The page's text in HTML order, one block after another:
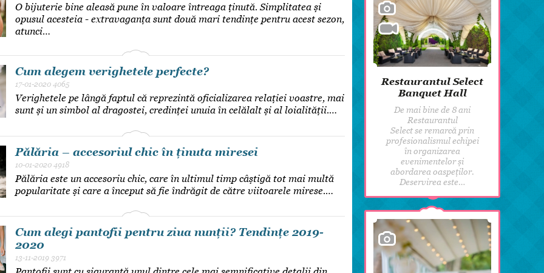
O bijuterie bine aleasă pune în valoare întreaga ținută. Simplitatea și
opusul acesteia - extravaganța sunt două mari tendințe pentru acest sezon,
atunci…
Cum alegem verighetele perfecte?
17-01-2020 4065
Verighetele pe lângă faptul că reprezintă oficializarea relației voastre, mai
sunt și un simbol al dragostei, credinței unuia în celălalt și al loialității.…
Pălăria – accesoriul chic în ținuta miresei
10-01-2020 4918
Pălăria este un accesoriu chic, care în ultimul timp câștigă tot mai multă
popularitate și care a început să fie îndrăgit de către viitoarele mirese.…
Cum alegi pantofii pentru ziua nunții? Tendințe 2019-
2020
13-11-2019 3971
Restaurantul Select
Banquet Hall
De mai bine de 8 ani
Restaurantul
Select se remarcă prin
profesionalismul echipei
în organizarea
evenimentelor și
abordarea oaspeților.
Deservirea este…